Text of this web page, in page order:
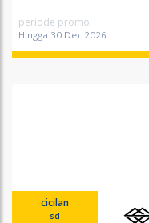
periode promo
Hingga 30 Dec 2026
cicilan
sd